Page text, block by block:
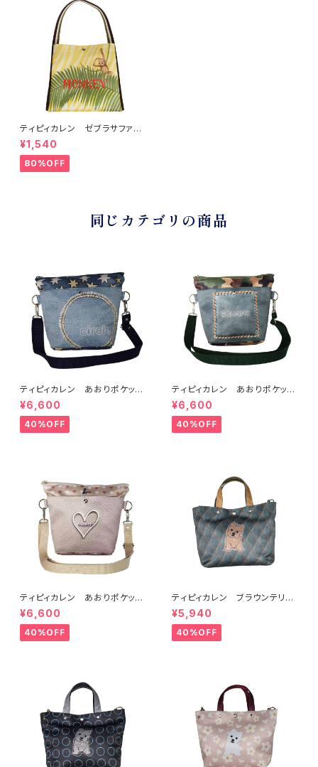
ティピィカレン ゼブラサファリ
2WAYワンハンドルミニバッグ
¥1,540
80%OFF
同じカテゴリの商品
ティピィカレン あおりポケット
サークルショルダーバッグ
¥6,600
40%OFF
ティピィカレン あおりポケット
スクエアショルダーバッグ
¥6,600
40%OFF
ティピィカレン あおりポケット
ハートショルダーバッグ
¥6,600
40%OFF
ティピィカレン ブラウンテリア
2WAYミニトートバッグ
¥5,940
40%OFF